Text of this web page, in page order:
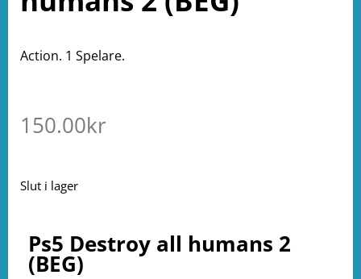
Action. 1 Spelare.
150.00kr
Slut i lager
Ps5 Destroy all humans 2
(BEG)